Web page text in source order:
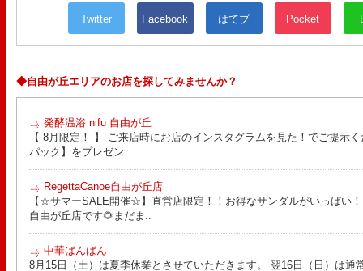
Twitter Facebook はてブ Pocket
◆自由が丘エリアのお店を探してみませんか？
発酵温浴 nifu 自由が丘
【 8月限定！ 】 ご来店時にお店のインスタグラムを見た！でご提示
パック】をプレゼン..
RegettaCanoe自由が丘店
【☆サマーSALE開催☆】直営店限定！！お得なサンダルがいっぱい
自由が丘店です🌻まだま..
中華ばんばん
8月15日（土）は夏季休業とさせていただきます。 翌16日（日）は通